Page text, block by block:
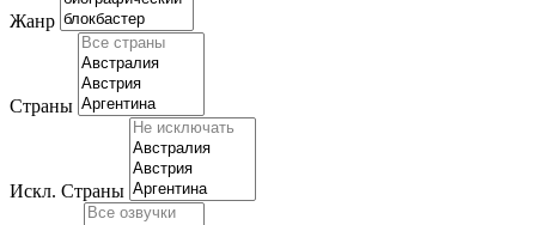
Жанр
Страны
Искл. Страны